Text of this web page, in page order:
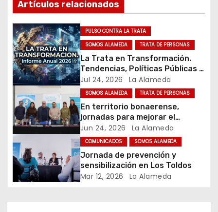
i
ó
n
d
e
e
n
t
r
Artículos relacionados
PULSO CONTRA LA TRATA
SOMOS ALAMEDA
TRATA DE PERSONAS
La Trata en Transformación.
Tendencias, Políticas Públicas y
Nuevos Desafíos. Argentina y el
Mundo – Julio 2026
Jul 24, 2026 La Alameda
SOMOS ALAMEDA TRATA DE PERSONAS
En territorio bonaerense,
jornadas para mejorar el
cuidado en comunidad
Jun 24, 2026 La Alameda
COMUNICADOS SOMOS ALAMEDA
Jornada de prevención y
sensibilización en Los Toldos
Mar 12, 2026 La Alameda